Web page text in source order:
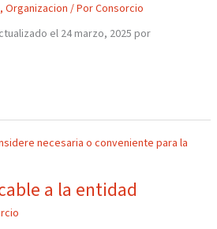
, Organizacion / PorConsorcio
el 24 marzo, 2025 por
a la entidad